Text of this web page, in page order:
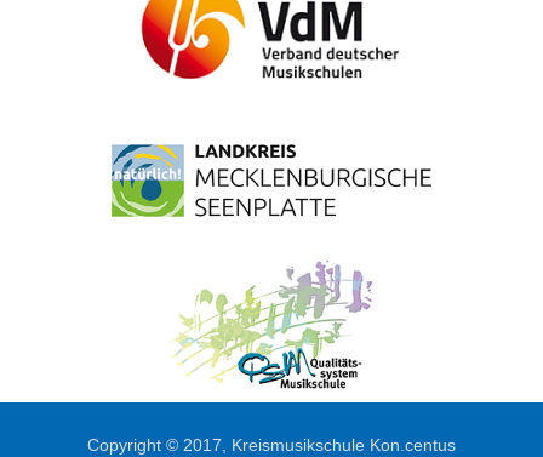
Copyright © 2017, Kreismusikschule Kon.centus